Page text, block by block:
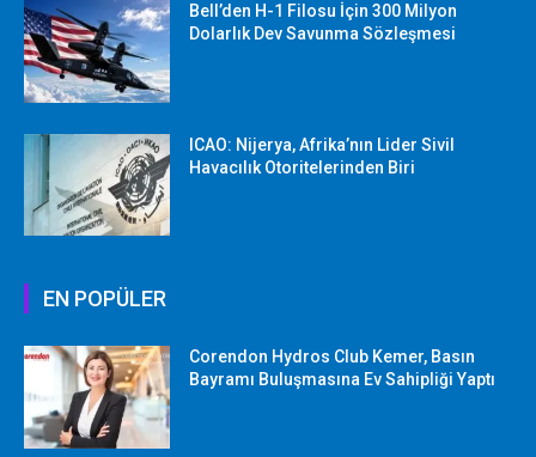
Bell’den H-1 Filosu İçin 300 Milyon
Dolarlık Dev Savunma Sözleşmesi
ICAO: Nijerya, Afrika’nın Lider Sivil
Havacılık Otoritelerinden Biri
EN POPÜLER
Corendon Hydros Club Kemer, Basın
Bayramı Buluşmasına Ev Sahipliği Yaptı